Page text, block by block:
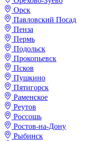
Орск
Павловский Посад
Пенза
Пермь
Подольск
Прокопьевск
Псков
Пушкино
Пятигорск
Раменское
Реутов
Россошь
Ростов-на-Дону
Рыбинск